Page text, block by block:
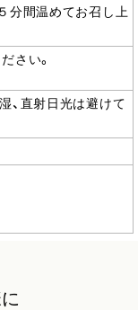
分間温めてお召し上
さい。
、直射日光は避けて